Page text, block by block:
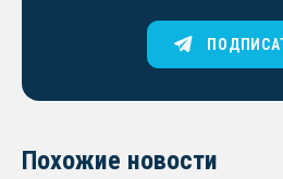
Похожие новости